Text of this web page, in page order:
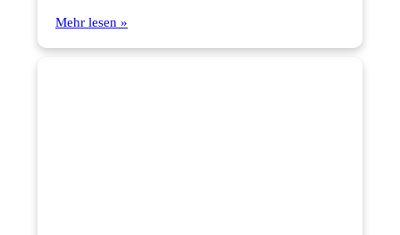
Mehr lesen »